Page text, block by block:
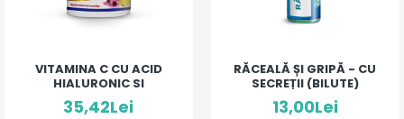
VITAMINA C CU ACID
HIALURONIC SI
ECHINACEA
35,42Lei
RĂCEALĂ ȘI GRIPĂ - CU
SECREȚII (BILUTE)
13,00Lei